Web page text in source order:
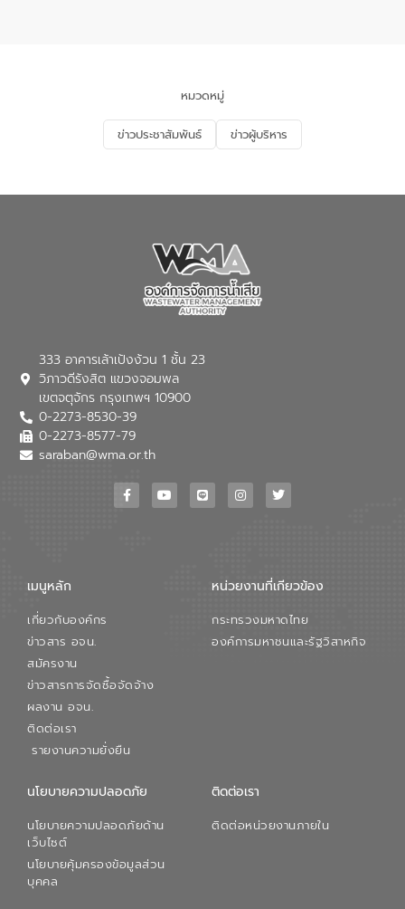
จัดการน้ำเสียและสร้างจิตสำนึกในการ
อนุรักษ์สิ่งแวดล้อม ในหัวข้อ “น้ำเสียชุมชน
และการบำบัดน้ำเสียเบื้องต้น” โดยให้ความรู้
เกี่ยวกับสาเหตุและผลกระทบของน้ำเสีย
ณ เทศบาลตำบลบางเลน จังหวัดนครปฐม
หมวดหมู่
ข่าวประชาสัมพันธ์ ข่าวผู้บริหาร
333 อาคารเล้าเป้งง้วน 1 ชั้น 23
วิภาวดีรังสิต แขวงจอมพล
เขตจตุจักร กรุงเทพฯ 10900
0-2273-8530-39
0-2273-8577-79
saraban@wma.or.th
เมนูหลัก
เกี่ยวกับองค์กร
ข่าวสาร อจน.
สมัครงาน
ข่าวสารการจัดซื้อจัดจ้าง
ผลงาน อจน.
ติดต่อเรา
รายงานความยั่งยืน
หน่วยงานที่เกียวข้อง
กระทรวงมหาดไทย
องค์การมหาชนและรัฐวิสาหกิจ
นโยบายความปลอดภัย
นโยบายความปลอดภัยด้าน
เว็บไซต์
นโยบายคุ้มครองข้อมูลส่วน
บุคคล
ติดต่อเรา
ติดต่อหน่วยงานภายใน